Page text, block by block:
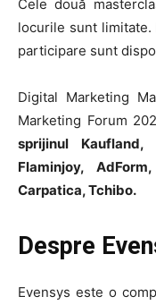
Cele două
locurile sunt
participare sunt
Digital Marketing
Marketing Forum
sprijinul Kaufland,
Flaminjoy,
Carpatica, Tchibo.
Despre
Evensys este o